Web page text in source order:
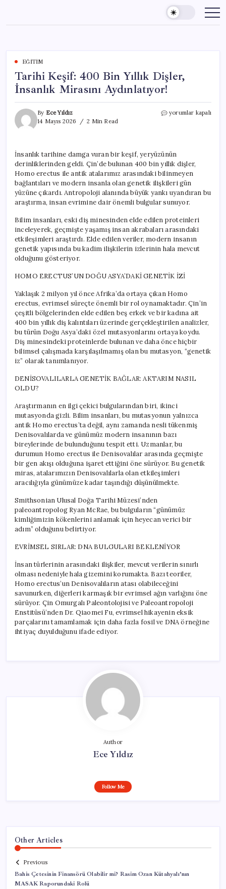
content
EĞITIM
Tarihi Keşif: 400 Bin Yıllık Dişler,
İnsanlık Mirasını Aydınlatıyor!
By Ece Yıldız
14 Mayıs 2026
2 Min Read
Tarihi
Dişler,
İnsanlık
Mirasını
Aydınlatıyor!
yorumlar kapalı
İnsanlık tarihine damga vuran bir keşif, yeryüzünün
derinliklerinden geldi. Çin’de bulunan 400 bin yıllık dişler,
Homo erectus ile antik atalarımız arasındaki bilinmeyen
bağlantıları ve modern insanla olan genetik ilişkileri gün
yüzüne çıkardı. Antropoloji alanında büyük yankı uyandıran bu
araştırma, insan evrimine dair önemli bulgular sunuyor.
Bilim insanları, eski diş minesinden elde edilen proteinleri
inceleyerek, geçmişte yaşamış insan akrabaları arasındaki
etkileşimleri araştırdı. Elde edilen veriler, modern insanın
genetik yapısında bu kadim ilişkilerin izlerinin hala mevcut
olduğunu gösteriyor.
HOMO ERECTUS’UN DOĞU ASYA’DAKİ GENETİK İZİ
Yaklaşık 2 milyon yıl önce Afrika’da ortaya çıkan Homo
erectus, evrimsel süreçte önemli bir rol oynamaktadır. Çin’in
çeşitli bölgelerinden elde edilen beş erkek ve bir kadına ait
400 bin yıllık diş kalıntıları üzerinde gerçekleştirilen analizler,
bu türün Doğu Asya’daki özel mutasyonlarını ortaya koydu.
Diş minesindeki proteinlerde bulunan ve daha önce hiçbir
bilimsel çalışmada karşılaşılmamış olan bu mutasyon, “genetik
iz” olarak tanımlanıyor.
DENİSOVALILARLA GENETİK BAĞLAR: AKTARIM NASIL
OLDU?
Araştırmanın en ilgi çekici bulgularından biri, ikinci
mutasyonda gizli. Bilim insanları, bu mutasyonun yalnızca
antik Homo erectus’ta değil, aynı zamanda nesli tükenmiş
Denisovalılarda ve günümüz modern insanının bazı
bireylerinde de bulunduğunu tespit etti. Uzmanlar, bu
durumun Homo erectus ile Denisovalılar arasında geçmişte
bir gen akışı olduğuna işaret ettiğini öne sürüyor. Bu genetik
miras, atalarımızın Denisovalılarla olan etkileşimleri
aracılığıyla günümüze kadar taşındığı düşünülmekte.
Smithsonian Ulusal Doğa Tarihi Müzesi’nden
paleoantropolog Ryan McRae, bu bulguların “günümüz
kimliğimizin kökenlerini anlamak için heyecan verici bir
adım” olduğunu belirtiyor.
EVRİMSEL SIRLAR: DNA BULGULARI BEKLENİYOR
İnsan türlerinin arasındaki ilişkiler, mevcut verilerin sınırlı
olması nedeniyle hala gizemini korumakta. Bazı teoriler,
Homo erectus’un Denisovalıların atası olabileceğini
savunurken, diğerleri karmaşık bir evrimsel ağın varlığını öne
sürüyor. Çin Omurgalı Paleontolojisi ve Paleoantropoloji
Enstitüsü’nden Dr. Qiaomei Fu, evrimsel hikayenin eksik
parçalarını tamamlamak için daha fazla fosil ve DNA örneğine
ihtiyaç duyulduğunu ifade ediyor.
Author
Ece Yıldız
Follow Me
Other Articles
Previous
Bahis Çetesinin Finansörü Olabilir mi? Rasim Ozan Kütahyalı’nın
MASAK Raporundaki Rolü